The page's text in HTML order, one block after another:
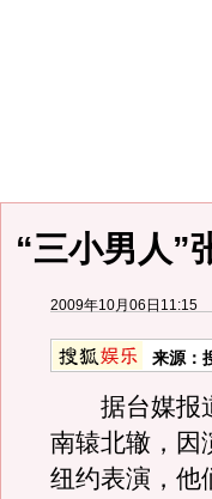
“三小男人”
2009年10月06日11:15
来源：
据台媒报道
南辕北辙，因
纽约表演，他